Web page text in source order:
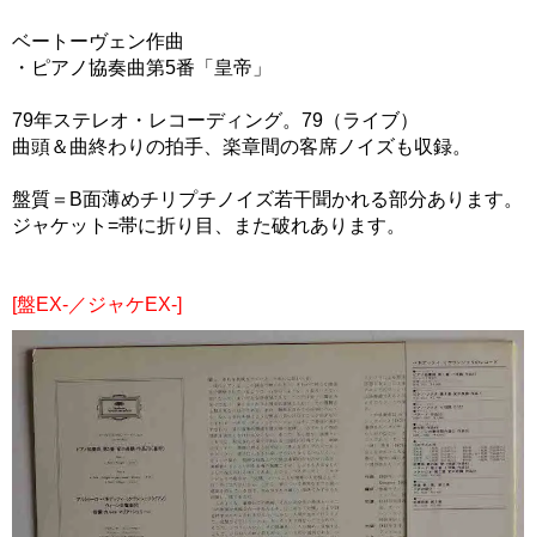
ベートーヴェン作曲
・ピアノ協奏曲第5番「皇帝」
79年ステレオ・レコーディング。79（ライブ）
曲頭＆曲終わりの拍手、楽章間の客席ノイズも収録。
盤質＝B面薄めチリプチノイズ若干聞かれる部分あります。
ジャケット=帯に折り目、また破れあります。
[盤EX-／ジャケEX-]